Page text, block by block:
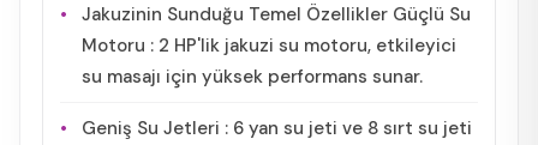
Jakuzinin Sunduğu Temel Özellikler Güçlü Su
Motoru : 2 HP'lik jakuzi su motoru, etkileyici
su masajı için yüksek performans sunar.
Geniş Su Jetleri : 6 yan su jeti ve 8 sırt su jeti